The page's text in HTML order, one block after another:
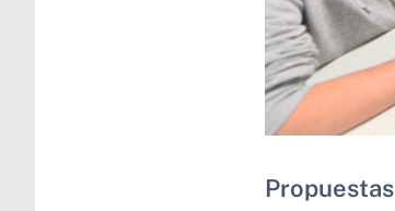
Propuestas